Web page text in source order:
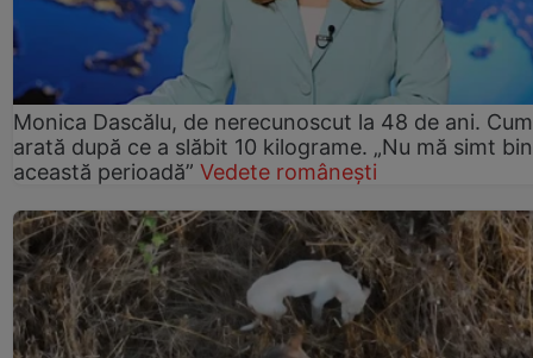
Monica Dascălu, de nerecunoscut la 48 de ani. Cum
arată după ce a slăbit 10 kilograme. „Nu mă simt
această perioadă” Vedete românești